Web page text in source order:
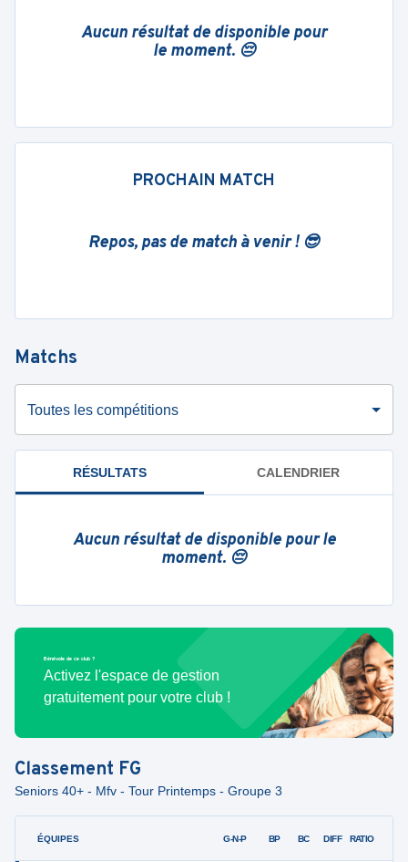
Aucun résultat de disponible pour
le moment. 😔
PROCHAIN MATCH
Repos, pas de match à venir ! 😎
Matchs
Toutes les compétitions
RÉSULTATS CALENDRIER
Aucun résultat de disponible pour le
moment. 😔
Bénévole de ce club ?
Activez l'espace de gestion
gratuitement pour votre club !
Classement FG
Seniors 40+ - Mfv - Tour Printemps - Groupe 3
ÉQUIPES G-N-P BP BC DIFF RATIO